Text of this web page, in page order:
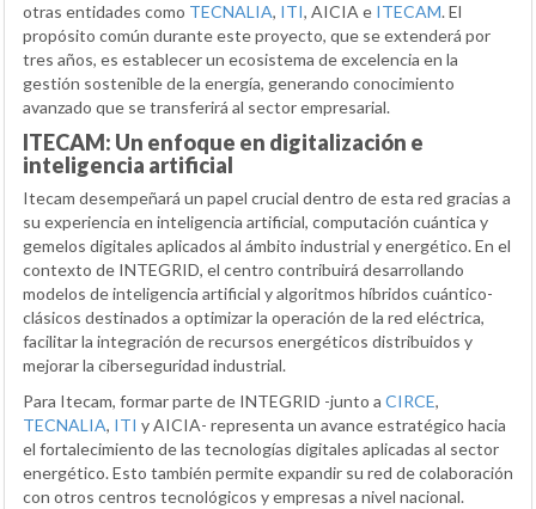
otras entidades como TECNALIA, ITI, AICIA e ITECAM. El
propósito común durante este proyecto, que se extenderá por
tres años, es establecer un ecosistema de excelencia en la
gestión sostenible de la energía, generando conocimiento
avanzado que se transferirá al sector empresarial.
ITECAM: Un enfoque en digitalización e
inteligencia artificial
Itecam desempeñará un papel crucial dentro de esta red gracias a
su experiencia en inteligencia artificial, computación cuántica y
gemelos digitales aplicados al ámbito industrial y energético. En el
contexto de INTEGRID, el centro contribuirá desarrollando
modelos de inteligencia artificial y algoritmos híbridos cuántico-
clásicos destinados a optimizar la operación de la red eléctrica,
facilitar la integración de recursos energéticos distribuidos y
mejorar la ciberseguridad industrial.
Para Itecam, formar parte de INTEGRID -junto a CIRCE,
TECNALIA, ITI y AICIA- representa un avance estratégico hacia
el fortalecimiento de las tecnologías digitales aplicadas al sector
energético. Esto también permite expandir su red de colaboración
con otros centros tecnológicos y empresas a nivel nacional.